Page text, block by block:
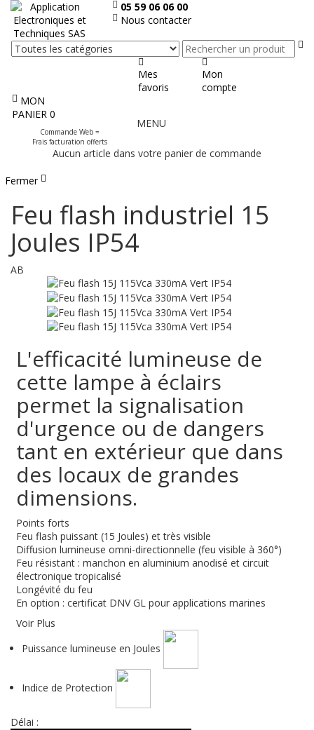
05 59 06 06 00
Nous contacter
Mes
favoris
Mon
compte
MON
PANIER 0
Commande Web =
Frais facturation offerts
le
MENU
Aucun article dans votre panier de commande
Fermer
Feu flash industriel 15
Joules IP54
AB
L'efficacité lumineuse de
cette lampe à éclairs
permet la signalisation
d'urgence ou de dangers
tant en extérieur que dans
des locaux de grandes
dimensions.
Points forts
Feu flash puissant (15 Joules) et très visible
Diffusion lumineuse omni-directionnelle (feu visible à 360°)
Feu résistant : manchon en aluminium anodisé et circuit
électronique tropicalisé
Longévité du feu
En option : certificat DNV GL pour applications marines
Voir Plus
Puissance lumineuse en Joules
Indice de Protection
Délai :